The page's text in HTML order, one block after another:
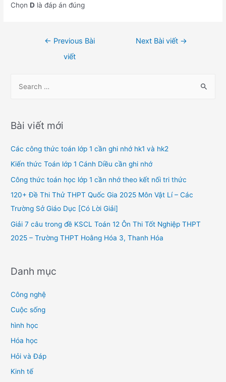
ChọnD là đáp án đúng
← Previous Bài
viết
Next Bài viết →
r
h
f
o
Bài viết mới
Các công thức toán lớp 1 cần ghi nhớ hk1 và hk2
Kiến thức Toán lớp 1 Cánh Diều cần ghi nhớ
Công thức toán học lớp 1 cần nhớ theo kết nối tri thức
120+ Đề Thi Thử THPT Quốc Gia 2025 Môn Vật Lí – Các
Trường Sở Giáo Dục [Có Lời Giải]
Giải 7 câu trong đề KSCL Toán 12 Ôn Thi Tốt Nghiệp THPT
2025 – Trường THPT Hoằng Hóa 3, Thanh Hóa
Danh mục
Công nghệ
Cuộc sống
hình học
Hóa học
Hỏi và Đáp
Kinh tế